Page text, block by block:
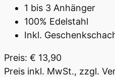
1 bis 3 Anhänger
100% Edelstahl
Inkl.
Preis: € 13,90
Preis inkl. MwSt., zzgl.